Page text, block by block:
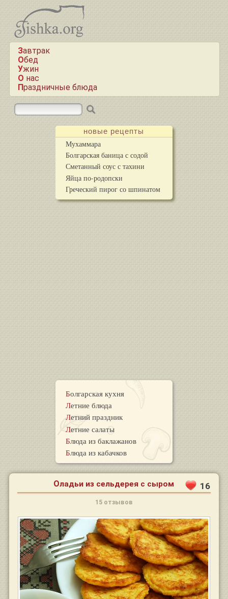
Завтрак
Обед
Ужин
О нас
Праздничные блюда
новые рецепты
Мухаммара
Болгарская баница с содой
Сметанный соус с тахини
Яйца по-родопски
Греческий пирог со шпинатом
Болгарская кухня
Летние блюда
Летний праздник
Летние салаты
Блюда из баклажанов
Блюда из кабачков
Оладьи из сельдерея с сыром 16
15 отзывов